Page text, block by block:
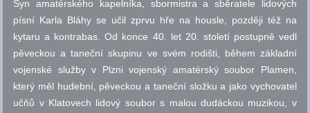
Syn amatérského kapelníka, sbormistra a sběratele lidových
písní Karla Bláhy se učil zprvu hře na housle, později též na
kytaru a kontrabas. Od konce 40. let 20. století postupně vedl
pěveckou a taneční skupinu ve svém rodišti, během základní
vojenské služby v Plzni vojenský amatérský soubor Plamen,
který měl hudební, pěveckou a taneční složku a jako vychovatel
učňů v Klatovech lidový soubor s malou dudáckou muzikou, v